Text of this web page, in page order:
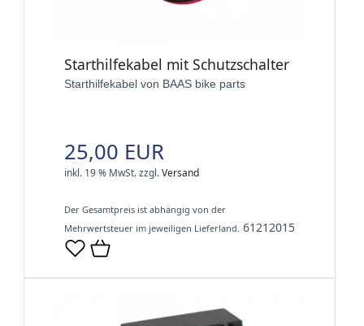
Starthilfekabel mit Schutzschalter
Starthilfekabel von BAAS bike parts
25,00 EUR
inkl. 19 % MwSt.zzgl.Versand
Der Gesamtpreis ist abhängig von der
Mehrwertsteuer im jeweiligen Lieferland. 61212015